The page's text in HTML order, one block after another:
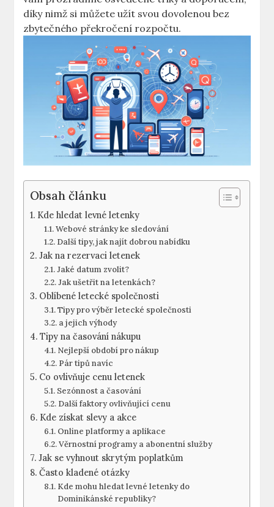
díky nimž si můžete užít svou dovolenou bez
zbytečného překročení rozpočtu.
Obsah článku
Kde hledat levné letenky
Webové stránky ke sledování
Další tipy, jak najít dobrou nabídku
Jak na rezervaci letenek
Jaké datum zvolit?
Jak ušetřit na letenkách?
Oblíbené letecké společnosti
Tipy pro výběr letecké společnosti
a jejich výhody
Tipy na časování nákupu
Nejlepší období pro nákup
Pár tipů navíc
Co ovlivňuje cenu letenek
Sezónnost a časování
Další faktory ovlivňující cenu
Kde získat slevy a akce
Online platformy a aplikace
Věrnostní programy a abonentní služby
Jak se vyhnout skrytým poplatkům
Často kladené otázky
Kde mohu hledat levné letenky do
Dominikánské republiky?